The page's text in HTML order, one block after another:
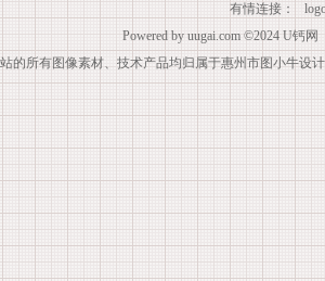
有情连接：
Powered by uugai.com ©2024 U钙网
的所有图像素材、技术产品均归属于惠州市图小牛设